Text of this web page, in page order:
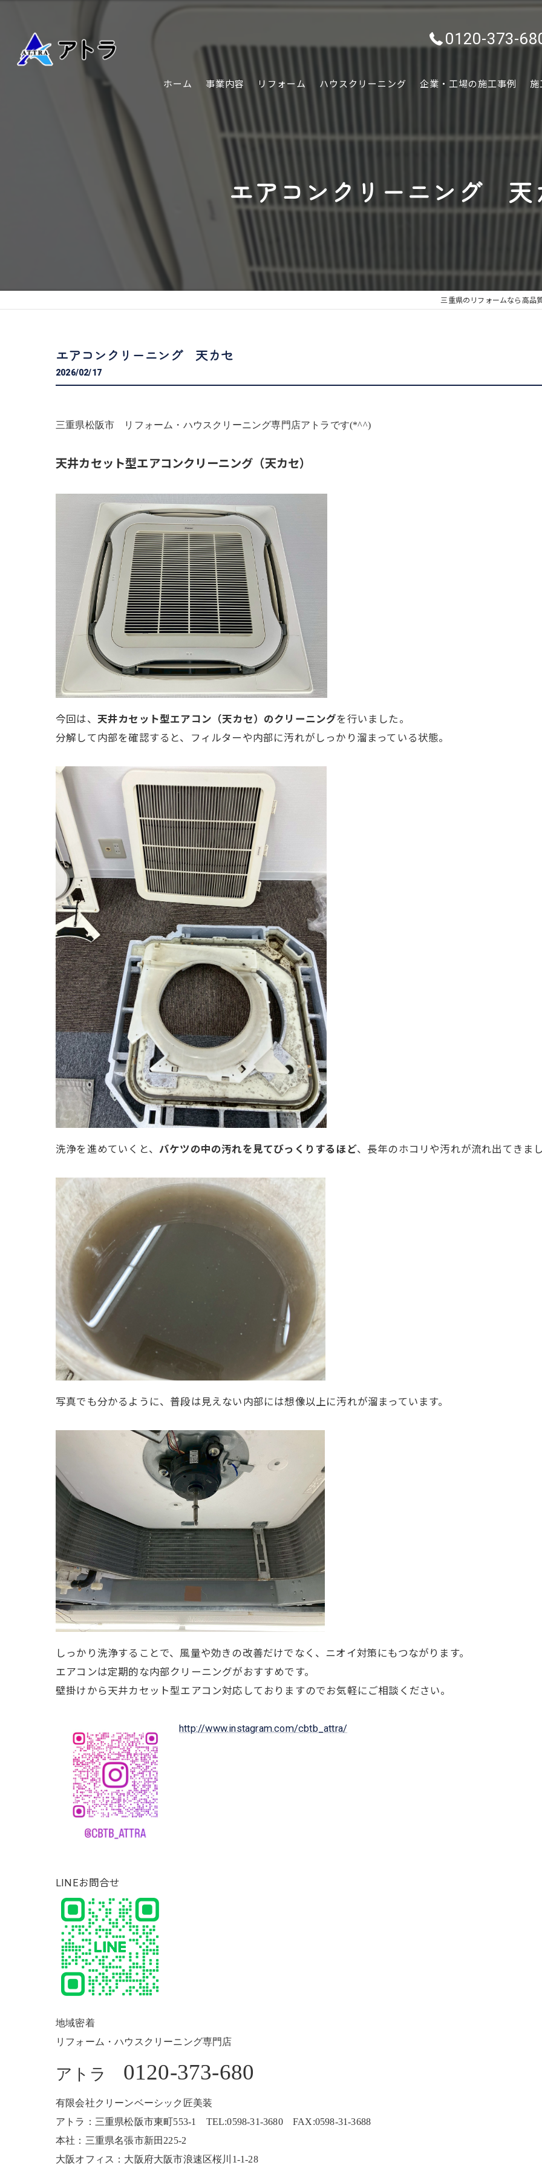
0120-373-
ホーム 事業内容 リフォーム
ぷちリフォーム
害虫害獣駆除
ハウスクリーニング 企業・工場の施工事例 施
エアコンクリーニング 天
三重県のリフォームなら高品
エアコンクリーニング 天カセ
2026/02/17
三重県松阪市 リフォーム・ハウスクリーニング専門店アトラです(*^^)
天井カセット型エアコンクリーニング（天カセ）
今回は、 天井カセット型エアコン（天カセ）のクリーニングを行いました。
分解して内部を確認すると、フィルターや内部に汚れがしっかり溜まっている状態。
洗浄を進めていくと、 バケツの中の汚れを見てびっくりするほど、長年のホコリや汚れが流れ出てきま
写真でも分かるように、普段は見えない内部には想像以上に汚れが溜まっています。
しっかり洗浄することで、風量や効きの改善だけでなく、ニオイ対策にもつながります。
エアコンは定期的な内部クリーニングがおすすめです。
壁掛けから天井カセット型エアコン対応しておりますのでお気軽にご相談ください。
http://www.instagram.com/cbtb_attra/
LINEお問合せ
地域密着
リフォーム・ハウスクリーニング専門店
アトラ 0120-373-680
有限会社クリーンベーシック匠美装
アトラ：三重県松阪市東町553-1 TEL:0598-31-3680 FAX:0598-31-3688
本社：三重県名張市新田225-2
大阪オフィス：大阪府大阪市浪速区桜川1-1-28